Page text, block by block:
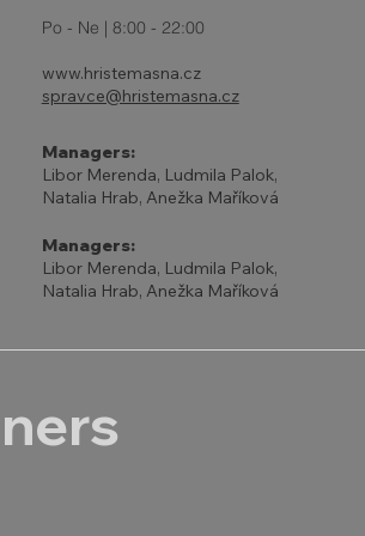
Po - Ne | 8:00 - 22:00
www.hristemasna.cz
spravce@hristemasna.cz
Managers:
Libor Merenda, Ludmila Palok,
Natalia Hrab, Anežka Maříková
Managers:
Libor Merenda, Ludmila Palok,
Natalia Hrab, Anežka Maříková